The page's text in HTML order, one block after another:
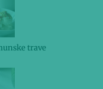
trave